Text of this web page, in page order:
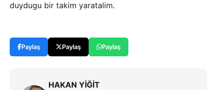
duydugu bir takim yaratalim.
Paylaş Paylaş Paylaş
HAKAN YİĞİT